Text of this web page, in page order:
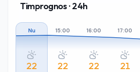
Timprognos · 24h
Nu
22
15:00
22
16:00
22
17:00
21